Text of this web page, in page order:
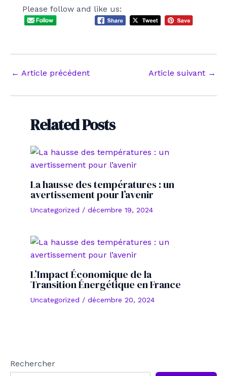
Please follow and like us:
Navigation
articles
← Article précédent Article suivant →
Related Posts
La hausse des températures : un
avertissement pour l’avenir
Uncategorized / décembre 19, 2024
L’Impact Économique de la
Transition Énergétique en France
Uncategorized / décembre 20, 2024
Rechercher